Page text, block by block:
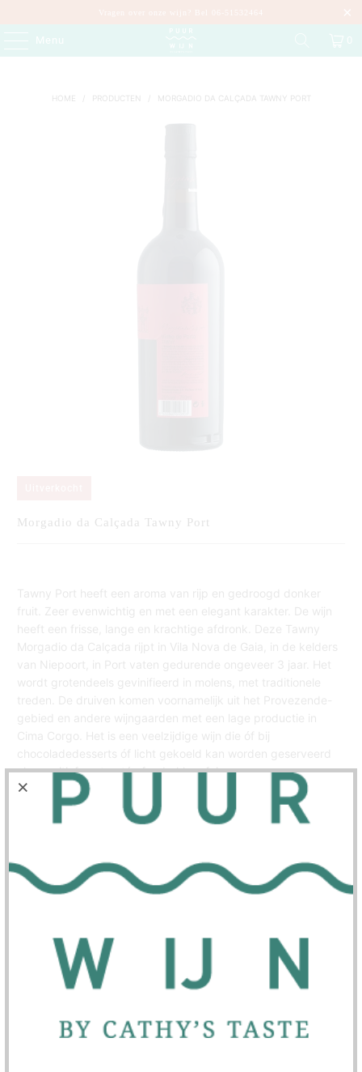
Vragen over onze wijn? Bel 06-51532464
Menu 0
HOME PRODUCTEN MORGADIO DA CALÇADA TAWNY PORT
Morgadio da Calçada Tawny Port
Tawny Port heeft een aroma van rijp en gedroogd donker
fruit.
Zeer evenwichtig en met een elegant karakter.
De wijn
heeft een f
risse, lange en krachtige afdronk.
Deze Tawny
Morgadio da Calçada rijpt in Vila Nova de Gaia, in de kelders
van Niepoort, in Port vaten gedurende ongeveer 3 jaar.
Het
wordt grotendeels gevinifieerd in molens, met traditionele
treden.
De druiven komen voornamelijk uit het Provezende-
gebied en andere wijngaarden met een lage productie in
Cima Corgo.
Het is een veelzijdige wijn die óf bij
chocoladedesserts óf licht gekoeld kan worden geserveerd
als aperitief, met paté of gebakken foie gras.
Uitverkocht